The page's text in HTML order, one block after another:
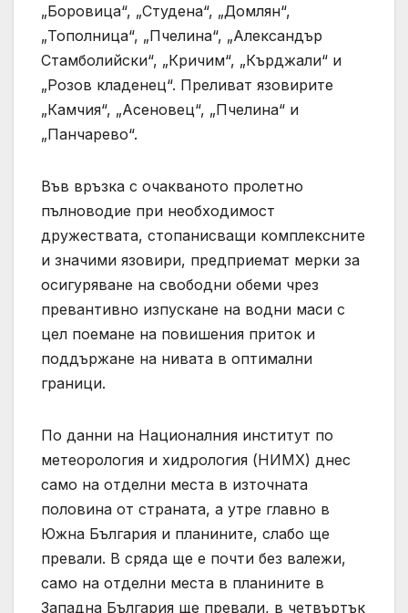
„Боровица“, „Студена“, „Домлян“,
„Тополница“, „Пчелина“, „Александър
Стамболийски“, „Кричим“, „Кърджали“ и
„Розов кладенец“. Преливат язовирите
„Камчия“, „Асеновец“, „Пчелина“ и
„Панчарево“.
Във връзка с очакваното пролетно
пълноводие при необходимост
дружествата, стопанисващи комплексните
и значими язовири, предприемат мерки за
осигуряване на свободни обеми чрез
превантивно изпускане на водни маси с
цел поемане на повишения приток и
поддържане на нивата в оптимални
граници.
По данни на Националния институт по
метеорология и хидрология (НИМХ) днес
само на отделни места в източната
половина от страната, а утре главно в
Южна България и планините, слабо ще
превали. В сряда ще е почти без валежи,
само на отделни места в планините в
Западна България ще превали, в четвъртък